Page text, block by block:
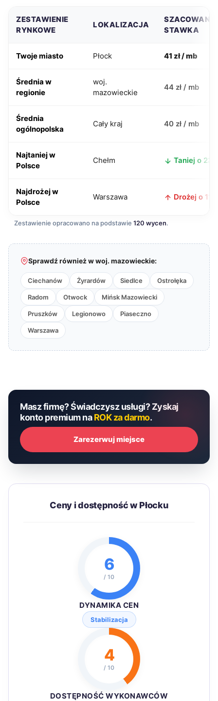
ZESTAWIENIE
RYNKOWE
LOKALIZACJA
SZACOWANA
STAWKA
Twoje miasto Płock 41 zł / mb
Średnia w
regionie
woj.
mazowieckie
44 zł / mb
Średnia
ogólnopolska
Cały kraj 40 zł / mb
Najtaniej w
Polsce
Chełm Taniej o 23
Najdrożej w
Polsce
Warszawa Drożej o 11
Zestawienie opracowano na podstawie 120 wycen.
Sprawdź również w woj. mazowieckie:
Ciechanów Żyrardów Siedlce Ostrołęka
Radom Otwock Mińsk Mazowiecki
Pruszków Legionowo Piaseczno
Warszawa
Masz firmę? Świadczysz usługi? Zyskaj
konto premium naROK za darmo.
Zarezerwuj miejsce
Ceny i dostępność w Płocku
6
/ 10
DYNAMIKA CEN
Stabilizacja
4
/ 10
DOSTĘPNOŚĆ WYKONAWCÓW